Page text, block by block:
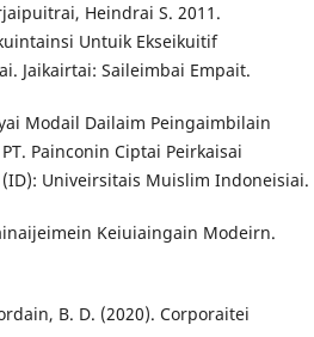
Heindrai S. 2011.
Untuik Ekseikuitif
Jaikairtai: Saileimbai Empait.
Modail Dailaim Peingaimbilain
Painconin Ciptai Peirkaisai
Univeirsitais Muislim Indoneisiai.
Keiuiaingain Modeirn.
B. D. (2020). Corporaitei